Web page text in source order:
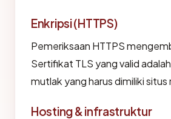
Enkripsi (HTTPS)
Pemeriksaan HTTPS
Sertifikat TLS yang valid
mutlak yang harus dimiliki
Hosting & infrastruktur